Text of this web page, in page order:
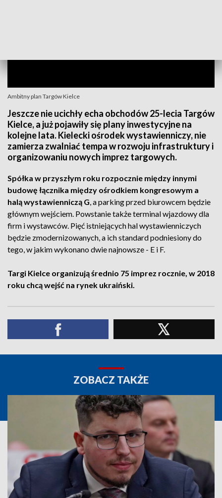
Ambitny plan Targów Kielce
Jeszcze nie ucichły echa obchodów 25-lecia Targów
Kielce, a już pojawiły się plany inwestycyjne na
kolejne lata. Kielecki ośrodek wystawienniczy, nie
zamierza zwalniać tempa w rozwoju infrastruktury i
organizowaniu nowych imprez targowych.
Spółka w przyszłym roku rozpocznie między innymi
budowę łącznika między ośrodkiem kongresowym a
halą wystawienniczą G, a parking przed biurowcem będzie
głównym wejściem. Powstanie także terminal wjazdowy dla
firm i wystawców. Pięć istniejących hal wystawienniczych
będzie zmodernizowanych, a ich standard podniesiony do
tego, w jakim wykonano dwie najnowsze - E i F.
Targi Kielce organizują średnio 75 imprez rocznie, w 2018
roku chcą wejść na rynek ukraiński.
ZOBACZ TAKŻE